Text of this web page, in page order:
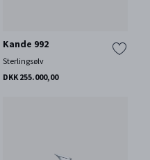
Kande 992
Sterlingsølv
DKK 255.000,00